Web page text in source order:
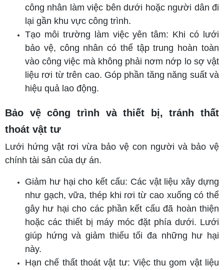
công nhân làm việc bên dưới hoặc người dân đi
lại gần khu vực công trình.
Tạo môi trường làm việc yên tâm: Khi có lưới
bảo vệ, công nhân có thể tập trung hoàn toàn
vào công việc mà không phải nơm nớp lo sợ vật
liệu rơi từ trên cao. Góp phần tăng năng suất và
hiệu quả lao động.
Bảo vệ công trình và thiết bị, tránh thất
thoát vật tư
Lưới hứng vật rơi vừa bảo vệ con người và bảo vệ
chính tài sản của dự án.
Giảm hư hại cho kết cấu: Các vật liệu xây dựng
như gạch, vữa, thép khi rơi từ cao xuống có thể
gây hư hại cho các phần kết cấu đã hoàn thiện
hoặc các thiết bị máy móc đặt phía dưới. Lưới
giúp hứng và giảm thiểu tối đa những hư hại
này.
Hạn chế thất thoát vật tư: Việc thu gom vật liệu